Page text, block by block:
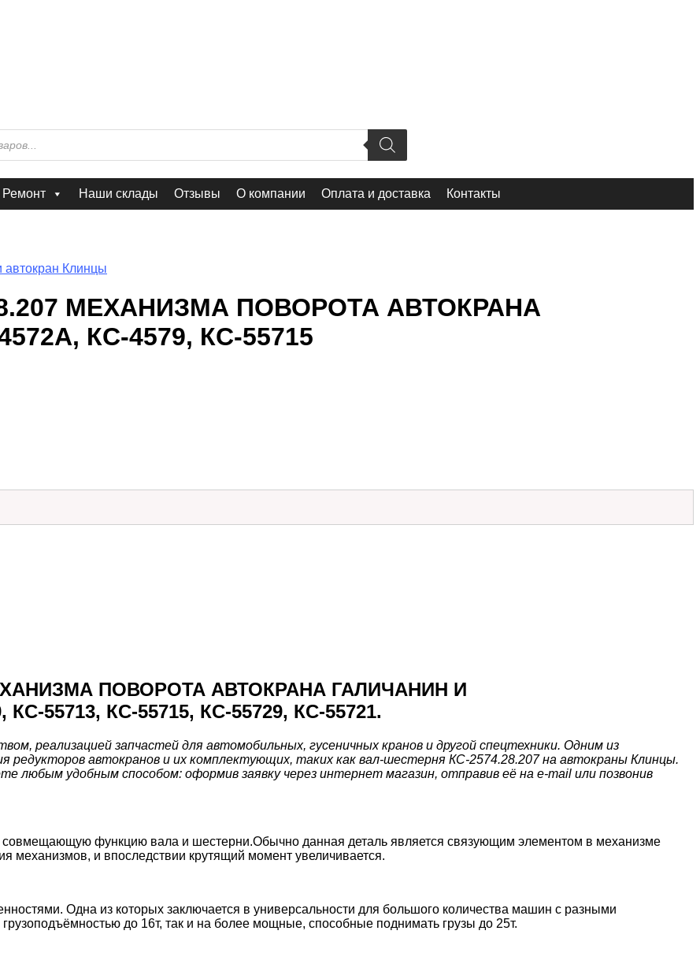
Ремонт Наши склады Отзывы О компании Оплата и доставка
Контакты
автокран Клинцы
МЕХАНИЗМА ПОВОРОТА АВТОКРАНА
КС-4579, КС-55715
ПОВОРОТА АВТОКРАНА ГАЛИЧАНИН И
55713, КС-55715, КС-55729, КС-55721.
реализацией запчастей для автомобильных, гусеничных кранов и другой спецтехники. Одним из
редукторов автокранов и их комплектующих, таких как вал-шестерня КС-2574.28.207 на автокраны Клинцы.
любым удобным способом: оформив заявку через интернет магазин, отправив её на e-mail или позвонив
совмещающую функцию вала и шестерни.Обычно данная деталь является связующим элементом в механизме
механизмов, и впоследствии крутящий момент увеличивается.
Одна из которых заключается в универсальности для большого количества машин с разными
до 16т, так и на более мощные, способные поднимать грузы до 25т.